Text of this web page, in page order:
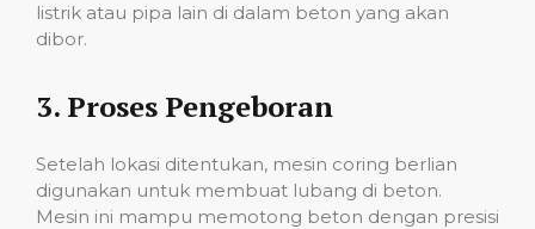
listrik atau pipa lain di dalam beton yang akan
dibor.
3. Proses Pengeboran
Setelah lokasi ditentukan, mesin coring berlian
digunakan untuk membuat lubang di beton.
Mesin ini mampu memotong beton dengan presisi